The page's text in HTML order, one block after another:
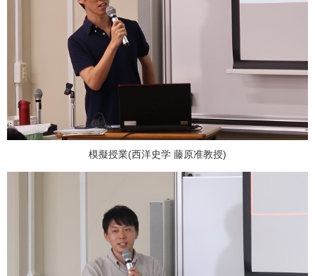
模擬授業(西洋史学 藤原准教授)